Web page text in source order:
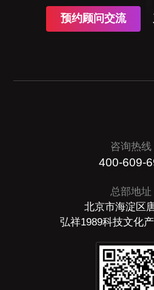
预约顾问交流
咨询热线
400-609-
总部地址
北京市海淀区
弘祥1989科技文化